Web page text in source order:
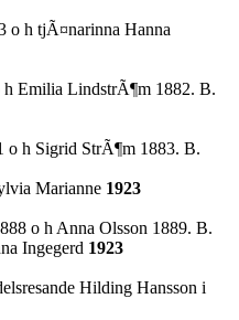
o h tjÃ¤narinna Hanna
h Emilia LindstrÃ¶m 1882. B.
o h Sigrid StrÃ¶m 1883. B.
Marianne 1923
o h Anna Olsson 1889. B.
Ingegerd 1923
Hilding Hansson i